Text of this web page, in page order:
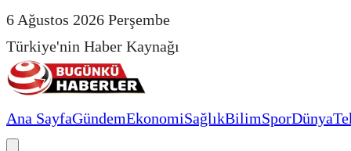
6 Ağustos 2026 Perşembe
Türkiye'nin Haber Kaynağı
Ana SayfaGündemEkonomiSağlıkBilimSporDünya